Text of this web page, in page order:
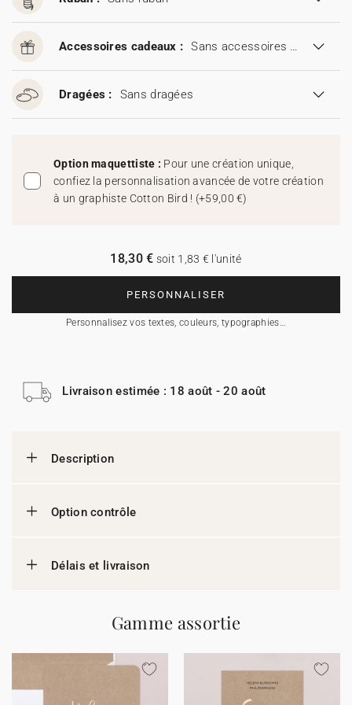
Accessoires cadeaux : Sans accessoires cadeaux
Dragées : Sans dragées
Option maquettiste : Pour une création unique,
confiez la personnalisation avancée de votre création
à un graphiste Cotton Bird ! (+59,00 €)
PERSONNALISER
Personnalisez vos textes, couleurs, typographies…
18,30 € soit 1,83 € l'unité
Livraison estimée : 18 août - 20 août
Description
Option contrôle
Délais et livraison
Gamme assortie